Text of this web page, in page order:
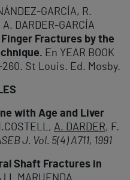
GARCÍA, R.
DARDER-GARCÍA
Fractures by the
En YEAR BOOK
260. St Louis. Ed. Mosby.
with Age and Liver
A. DARDER, F.
J. Vol. 5(4) A711, 1991
Shaft Fractures in